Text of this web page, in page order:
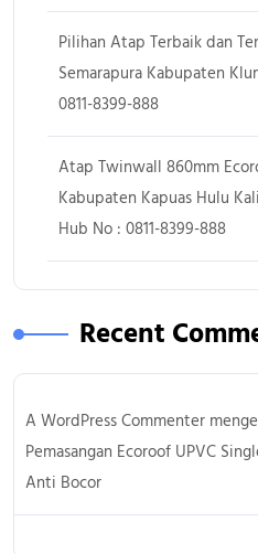
Pilihan Atap Terbaik dan
Semarapura Kabupaten
0811-8399-888
Atap Twinwall 860mm
Kabupaten Kapuas Hulu
Hub No : 0811-8399-888
Recent
A WordPress Commenter
Pemasangan Ecoroof UPVC
Anti Bocor